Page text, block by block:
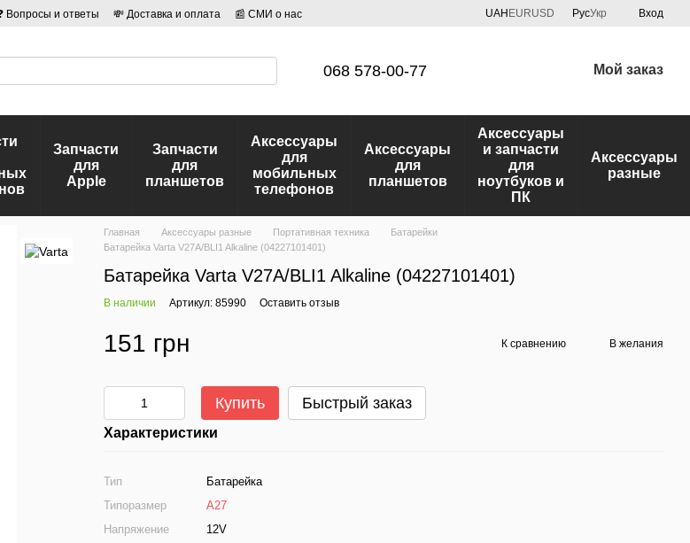
Вопросы и ответы 💸 Доставка и оплата
📰 СМИ о нас
UAH EURUSD РусУкр Вход
068 578-00-77 Мой заказ
Запчасти
для
Apple
Запчасти
для
планшетов
Аксессуары
для
мобильных
телефонов
Аксессуары
для
планшетов
Аксессуары
и запчасти
для
ноутбуков и
ПК
Аксессуары
разные
Главная Аксессуары разные Портативная техника
Батарейки
Батарейка Varta V27A/BLI1 Alkaline (04227101401)
Батарейка Varta V27A/BLI1 Alkaline (04227101401)
В наличии Артикул: 85990 Оставить отзыв
151 грн К сравнению В желания
Купить Быстрый заказ
Характеристики
Тип
Батарейка
Типоразмер
A27
Напряжение
12V